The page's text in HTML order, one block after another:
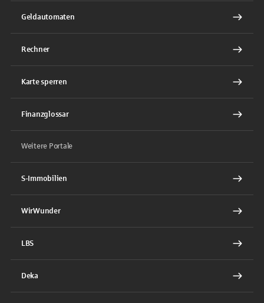
Geldautomaten
Rechner
Karte sperren
Finanzglossar
Weitere Portale
S-Immobilien
WirWunder
LBS
Deka